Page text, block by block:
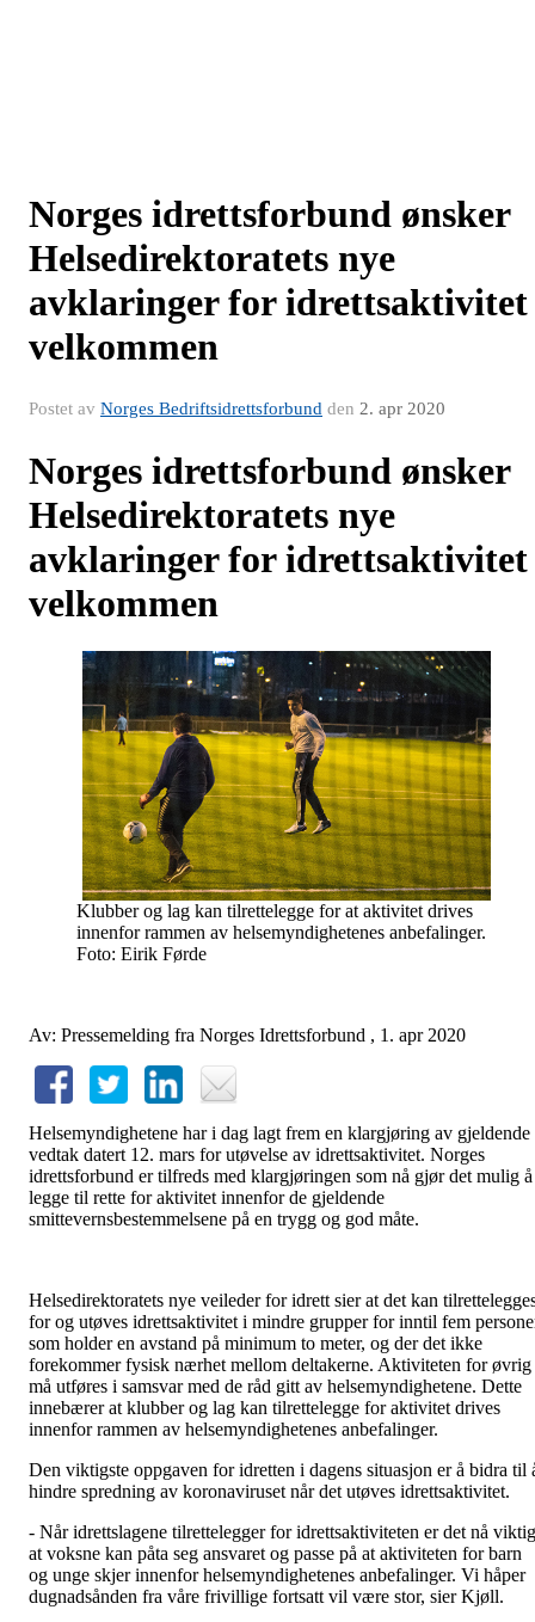
Norges idrettsforbund ønsker
Helsedirektoratets nye
avklaringer for idrettsaktivitet
velkommen
Postet av Norges Bedriftsidrettsforbund den 2. apr 2020
Norges idrettsforbund ønsker
Helsedirektoratets nye
avklaringer for idrettsaktivitet
velkommen
Klubber og lag kan tilrettelegge for at aktivitet drives
innenfor rammen av helsemyndighetenes anbefalinger.
Foto: Eirik Førde
Av: Pressemelding fra Norges Idrettsforbund , 1. apr 2020
Helsemyndighetene har i dag lagt frem en klargjøring av gjeldende
vedtak datert 12. mars for utøvelse av idrettsaktivitet. Norges
idrettsforbund er tilfreds med klargjøringen som nå gjør det mulig å
legge til rette for aktivitet innenfor de gjeldende
smittevernsbestemmelsene på en trygg og god måte.
Helsedirektoratets nye veileder for idrett sier at det kan
for og utøves idrettsaktivitet i mindre grupper for inntil fem
som holder en avstand på minimum to meter, og der det ikke
forekommer fysisk nærhet mellom deltakerne. Aktiviteten for øvrig
må utføres i samsvar med de råd gitt av helsemyndighetene. Dette
innebærer at klubber og lag kan tilrettelegge for aktivitet drives
innenfor rammen av helsemyndighetenes anbefalinger.
Den viktigste oppgaven for idretten i dagens situasjon er å bidra til
hindre spredning av koronaviruset når det utøves idrettsaktivitet.
- Når idrettslagene tilrettelegger for idrettsaktiviteten er det nå viktig
at voksne kan påta seg ansvaret og passe på at aktiviteten for barn
og unge skjer innenfor helsemyndighetenes anbefalinger. Vi håper
dugnadsånden fra våre frivillige fortsatt vil være stor, sier Kjøll.